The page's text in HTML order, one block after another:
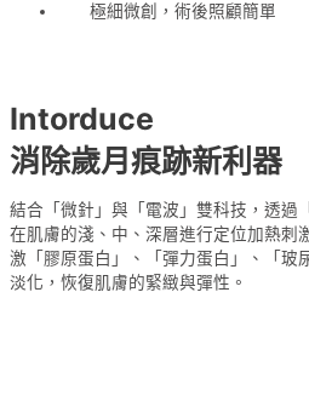
極細微創，術後照顧簡單
Intorduce
消除歲月痕跡新利器
結合「微針」與「電波」雙科技，透過
在肌膚的淺、中、深層進行定位加熱刺
激「膠原蛋白」、「彈力蛋白」、「玻
淡化，恢復肌膚的緊緻與彈性。